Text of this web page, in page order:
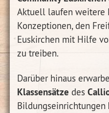
Aktuell laufen weitere
Konzeptionen, den
Euskirchen mit Hilfe
zu treiben.
Darüber hinaus
Klassensätze des
Bildungseinrichtungen